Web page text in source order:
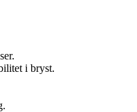
i bryst.